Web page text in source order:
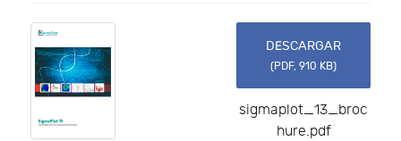
DESCARGAR
(PDF, 910 KB)
sigmaplot_13_broc
hure.pdf